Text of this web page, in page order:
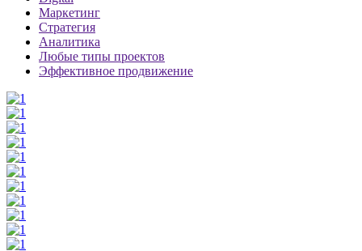
Маркетинг
Стратегия
Аналитика
Любые типы проектов
Эффективное продвижение